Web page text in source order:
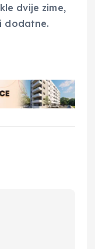
dvije zime,
dodatne.